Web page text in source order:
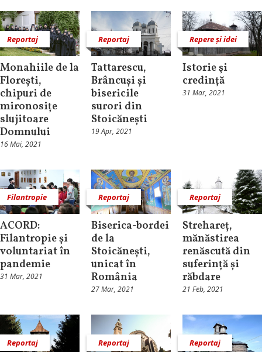
Reportaj
Monahiile de la
Florești,
chipuri de
mironosițe
slujitoare
Domnului
16 Mai, 2021
Reportaj
Tattarescu,
Brâncuși și
bisericile
surori din
Stoicănești
19 Apr, 2021
Repere și idei
Istorie şi
credinţă
31 Mar, 2021
Filantropie
ACORD:
Filantropie şi
voluntariat în
pandemie
31 Mar, 2021
Reportaj
Biserica-bordei
de la
Stoicănești,
unicat în
România
27 Mar, 2021
Reportaj
Strehareț,
mănăstirea
renăscută din
suferință și
răbdare
21 Feb, 2021
Reportaj Reportaj Reportaj